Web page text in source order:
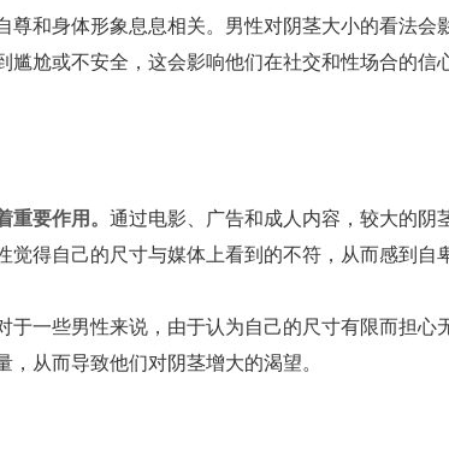
和身体形象息息相关。男性对阴茎大小的看法会
尬或不安全，这会影响他们在社交和性场合的信
要作用。 通过电影、广告和成人内容，较大的阴
得自己的尺寸与媒体上看到的不符，从而感到自
于一些男性来说，由于认为自己的尺寸有限而担心
从而导致他们对阴茎增大的渴望。